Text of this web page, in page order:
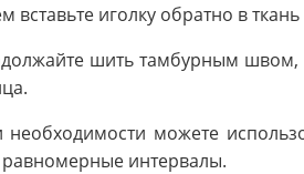
вставьте иголку обратно в
шить тамбурным швом,
необходимости можете
интервалы.